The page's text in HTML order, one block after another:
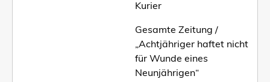
Kurier
Gesamte Zeitung /
„Achtjähriger haftet nicht
für Wunde eines
Neunjährigen“